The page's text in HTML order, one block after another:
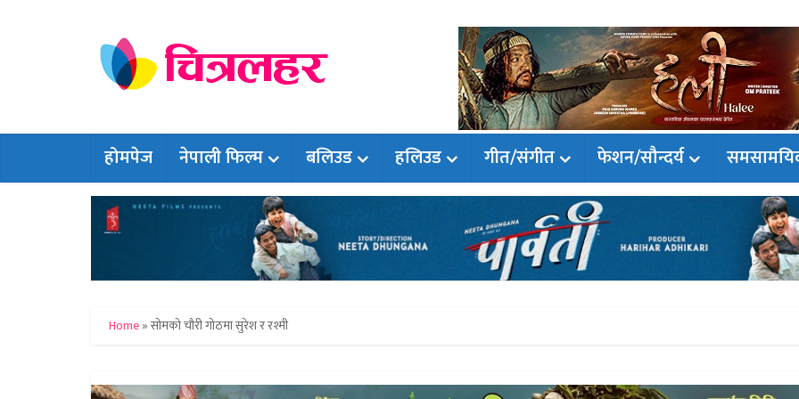
होमपेज नेपाली फिल्म बलिउड हलिउड गीत/संगीत फेशन/सौन्दर्य
Home»सोमको चौरी गोठमा सुरेश र रश्मी